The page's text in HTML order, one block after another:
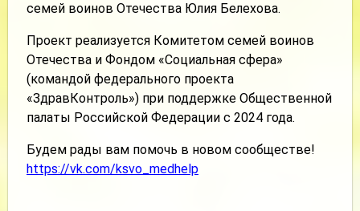
семей воинов Отечества Юлия Белехова.
Проект реализуется Комитетом семей воинов
Отечества и Фондом «Социальная сфера»
(командой федерального проекта
«ЗдравКонтроль») при поддержке Общественной
палаты Российской Федерации с 2024 года.
Будем рады вам помочь в новом сообществе!
https://vk.com/ksvo_medhelp